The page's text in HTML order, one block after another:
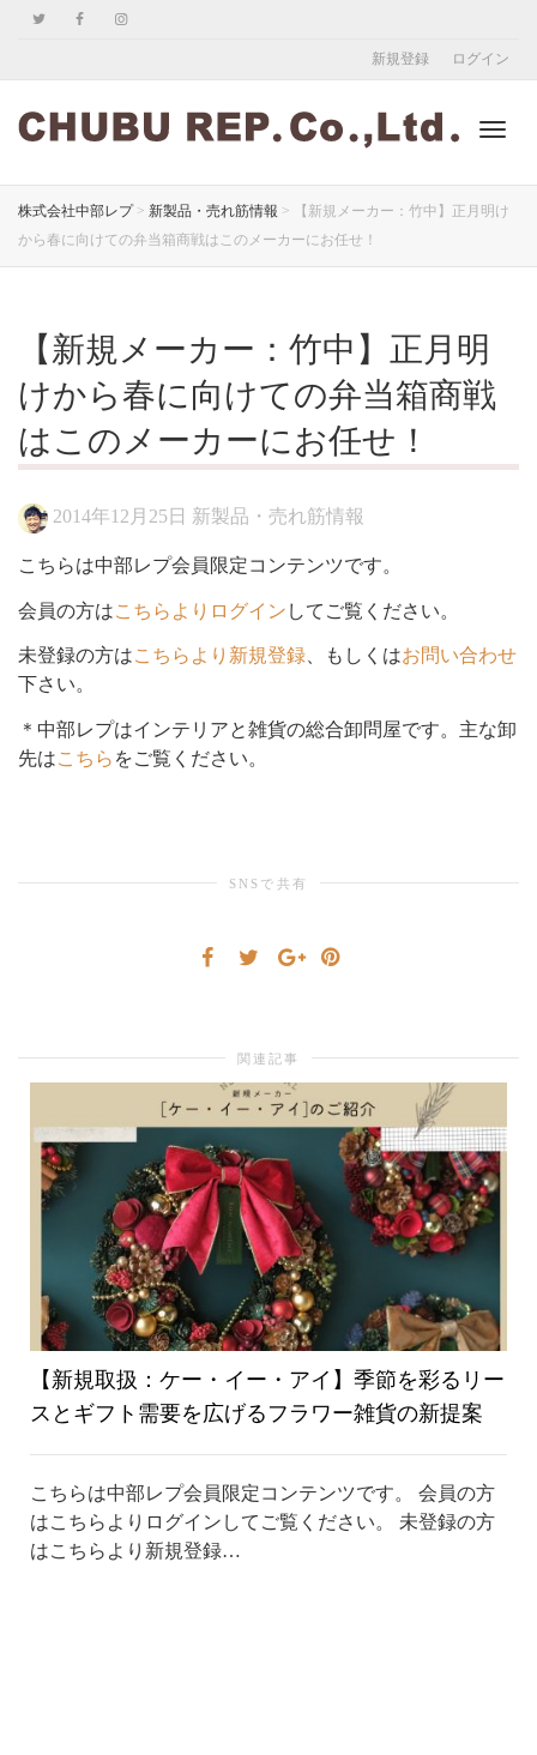
新規登録 ログイン
ゲ
え
株式会社中部レプ> 新製品・売れ筋情報 >
【新規メーカー：竹中】正月明け
から春に向けての弁当箱商戦はこのメーカーにお任せ！
【新規メーカー：竹中】正月明
けから春に向けての弁当箱商戦
はこのメーカーにお任せ！
2014年12月25日 新製品・売れ筋情報
こちらは中部レプ会員限定コンテンツです。
会員の方はこちらよりログイン してご覧ください。
未登録の方はこちらより新規登録、もしくはお問い合わせ
下さい。
＊中部レプはインテリアと雑貨の総合卸問屋です。主な卸
先はこちら をご覧ください。
SNSで共有
関連記事
【新規取扱：ケー・イー・アイ】季節を彩るリー
スとギフト需要を広げるフラワー雑貨の新提案
こちらは中部レプ会員限定コンテンツです。 会員の方
はこちらよりログインしてご覧ください。 未登録の方
はこちらより新規登録…